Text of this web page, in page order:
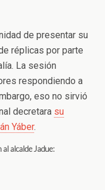
de presentar su
réplicas por parte
La sesión
respondiendo a
eso no sirvió
decretara su
Yáber.
alcalde Jadue: